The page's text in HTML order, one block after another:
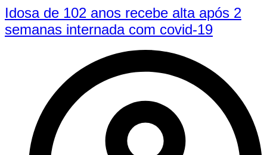
Idosa de 102 anos recebe alta após 2
semanas internada com covid-19